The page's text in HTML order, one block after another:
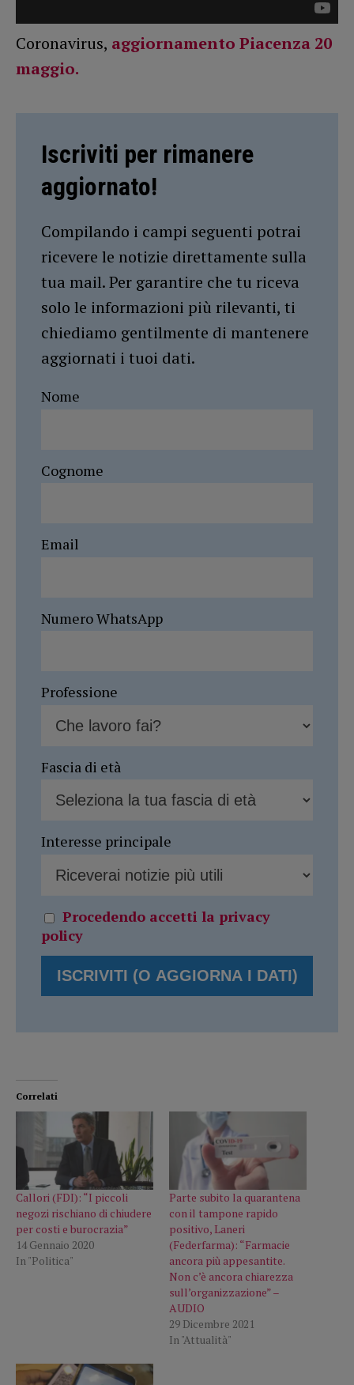
Coronavirus, aggiornamento Piacenza 20
maggio.
Iscriviti per rimanere
aggiornato!
Compilando i campi seguenti potrai
ricevere le notizie direttamente sulla
tua mail. Per garantire che tu riceva
solo le informazioni più rilevanti, ti
chiediamo gentilmente di mantenere
aggiornati i tuoi dati.
Nome
Cognome
Email
Numero WhatsApp
Professione
Fascia di età
Interesse principale
Procedendo accetti la privacy
policy
Correlati
Callori (FDI): “I piccoli
negozi rischiano di chiudere
per costi e burocrazia”
14 Gennaio 2020
In "Politica"
Parte subito la quarantena
con il tampone rapido
positivo, Laneri
(Federfarma): “Farmacie
ancora più appesantite.
Non c’è ancora chiarezza
sull’organizzazione” –
AUDIO
29 Dicembre 2021
In "Attualità"